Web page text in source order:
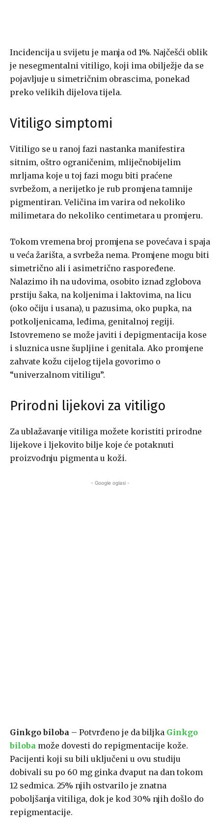
Incidencija u svijetu je manja od 1%. Najčešći oblik
je nesegmentalni vitiligo, koji ima obilježje da se
pojavljuje u simetričnim obrascima, ponekad
preko velikih dijelova tijela.
Vitiligo simptomi
Vitiligo se u ranoj fazi nastanka manifestira
sitnim, oštro ograničenim, mliječnobijelim
mrljama koje u toj fazi mogu biti praćene
svrbežom, a nerijetko je rub promjena tamnije
pigmentiran. Veličina im varira od nekoliko
milimetara do nekoliko centimetara u promjeru.
Tokom vremena broj promjena se povećava i spaja
u veća žarišta, a svrbeža nema. Promjene mogu biti
simetrično ali i asimetrično raspoređene.
Nalazimo ih na udovima, osobito iznad zglobova
prstiju šaka, na koljenima i laktovima, na licu
(oko očiju i usana), u pazusima, oko pupka, na
potkoljenicama, leđima, genitalnoj regiji.
Istovremeno se može javiti i depigmentacija kose
i sluznica usne šupljine i genitala. Ako promjene
zahvate kožu cijelog tijela govorimo o
“univerzalnom vitiligu”.
Prirodni lijekovi za vitiligo
Za ublažavanje vitiliga možete koristiti prirodne
lijekove i ljekovito bilje koje će potaknuti
proizvodnju pigmenta u koži.
- Google oglasi -
Ginkgo biloba – Potvrđeno je da biljka Ginkgo
biloba može dovesti do repigmentacije kože.
Pacijenti koji su bili uključeni u ovu studiju
dobivali su po 60 mg ginka dvaput na dan tokom
12 sedmica. 25% njih ostvarilo je znatna
poboljšanja vitiliga, dok je kod 30% njih došlo do
repigmentacije.